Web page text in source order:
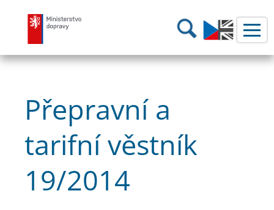
Ministerstvo dopravy Hledání
Přepravní a
tarifní věstník
19/2014